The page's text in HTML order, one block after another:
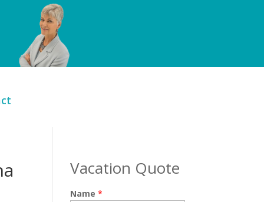
Vacation Quote
Name*